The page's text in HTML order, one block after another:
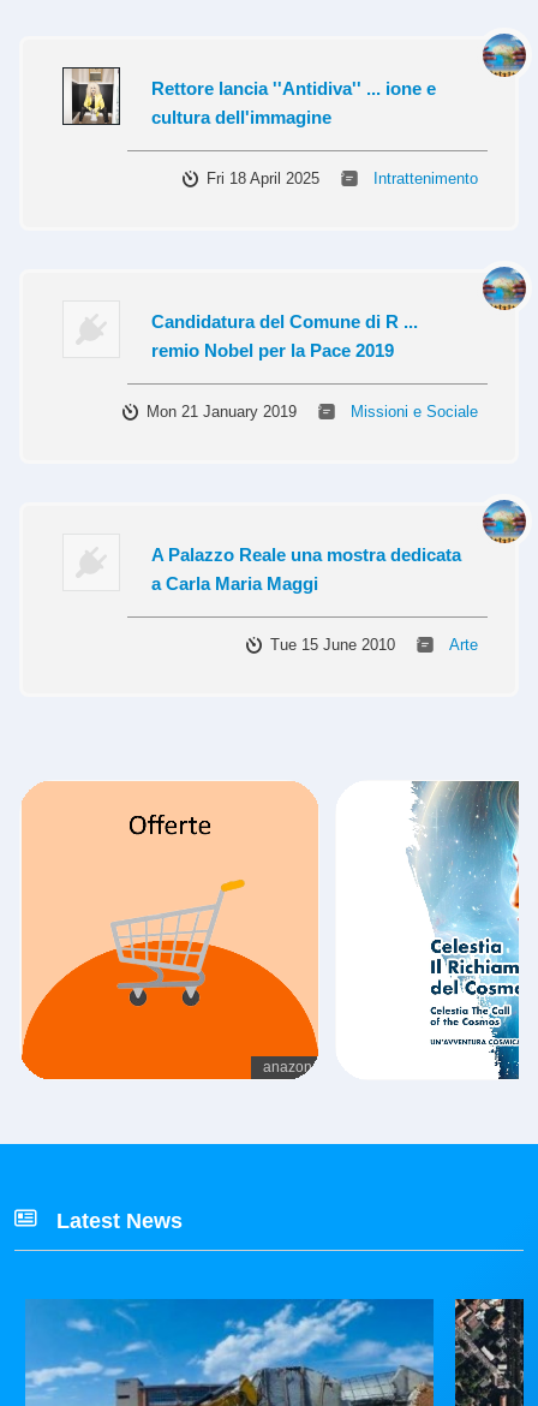
Rettore lancia ''Antidiva'' ... ione e
cultura dell'immagine
Fri 18 April 2025 Intrattenimento
Candidatura del Comune di R ...
remio Nobel per la Pace 2019
Mon 21 January 2019 Missioni e Sociale
A Palazzo Reale una mostra dedicata
a Carla Maria Maggi
Tue 15 June 2010 Arte
Latest News